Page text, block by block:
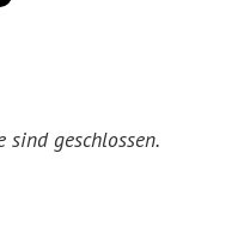
sind geschlossen.